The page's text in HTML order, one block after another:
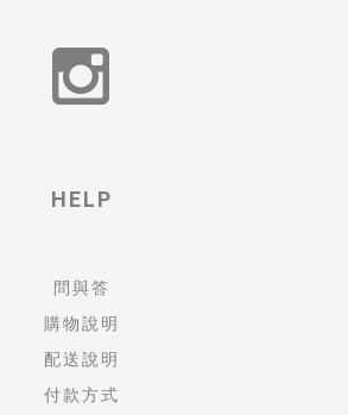
HELP
問與答
購物說明
配送說明
付款方式